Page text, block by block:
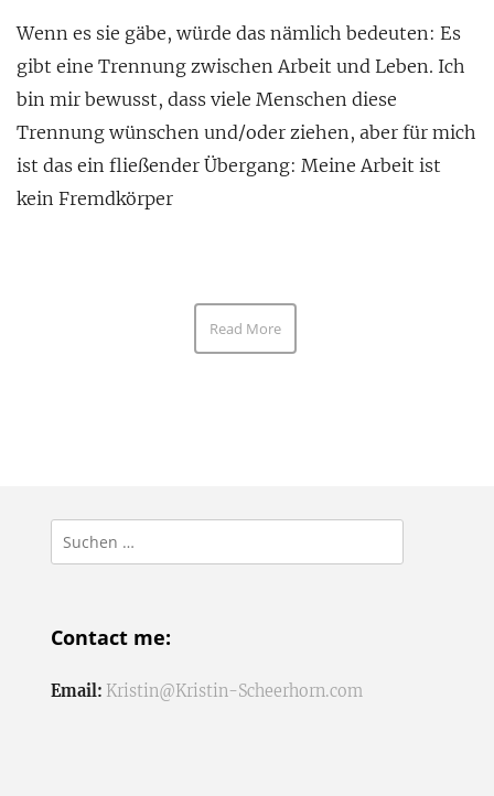
Wenn es sie gäbe, würde das nämlich bedeuten: Es
gibt eine Trennung zwischen Arbeit und Leben. Ich
bin mir bewusst, dass viele Menschen diese
Trennung wünschen und/oder ziehen, aber für mich
ist das ein fließender Übergang: Meine Arbeit ist
kein Fremdkörper
Read More
Suchen
nach:
Contact me:
Email: Kristin@Kristin-Scheerhorn.com